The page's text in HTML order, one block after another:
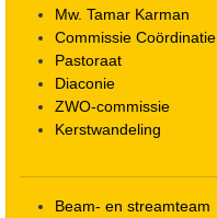
Mw. Tamar Karman
Commissie
Pastoraat
Diaconie
ZWO-commissie
Kerstwandeling
Beam- en streamteam